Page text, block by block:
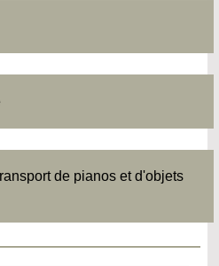
de pianos et d'objets